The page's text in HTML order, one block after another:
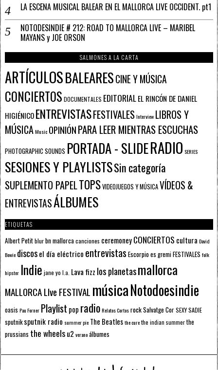
LA ESCENA MUSICAL BALEAR EN EL MALLORCA LIVE OCCIDENT. pt1
NOTODESINDIE # 212: ROAD TO MALLORCA LIVE – MARIBEL
MAYANS y JOE ORSON
SALMONES A LA CARTA
ARTÍCULOSBALEARESCINE Y MÚSICA
CONCIERTOS DOCUMENTALES EDITORIALEL RINCÓN DE DANIEL
HIGIÉNICOENTREVISTASFESTIVALESInterview LIBROS Y
MÚSICAMusic OPINIÓNPARA LEER MIENTRAS ESCUCHAS
PHOTOGRAPHIC SOUNDS PORTADA - SLIDERADIO SERIES
SESIONES Y PLAYLISTSSin categoría
SUPLEMENTO PAPELTOPSVIDEOJUEGOS Y MÚSICAVÍDEOS &
ENTREVISTASÁLBUMES
ETIQUETAS
Albert Petitblurbn mallorcacanciones ceremoneyCONCIERTOS cultura David
Bowie discosel día eléctrico entrevistas Escorpioes gremiFESTIVALES folk
hipster Indie jane yo l.a. Lava fizz los planetasmallorca
MALLORCA LIve FESTIVAL músicaNotodoesindie
oasis Pau Forner Playlist pop radioRelatos CortosrockSalvatge CorSEXY SADIE
sputnik sputnik radio summer pie The Beatlesthe curethe indian summerthe
prussians the wheelsu2 veranoálbumes